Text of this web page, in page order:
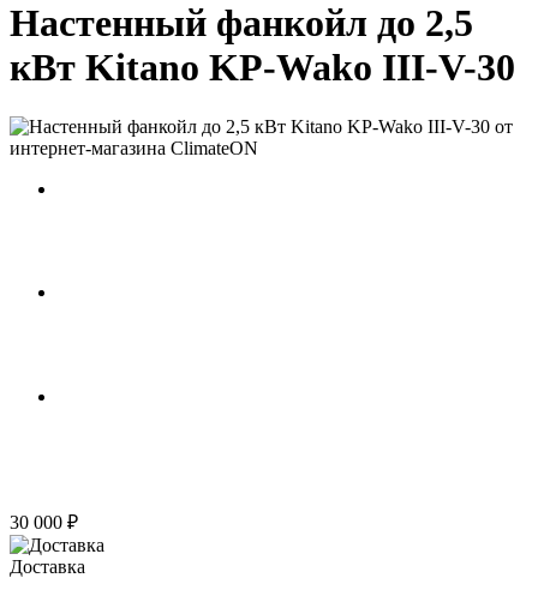
Настенный фанкойл до 2,5
кВт Kitano KP-Wako III-V-30
30 000 ₽
Доставка